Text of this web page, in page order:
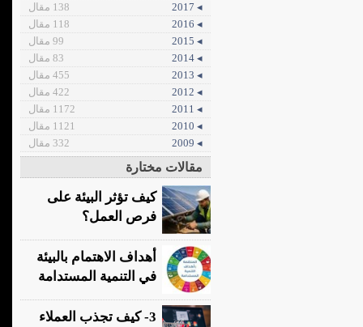
◂ 2017
138 مقال
◂ 2016
118 مقال
◂ 2015
99 مقال
◂ 2014
83 مقال
◂ 2013
455 مقال
◂ 2012
422 مقال
◂ 2011
1172 مقال
◂ 2010
1121 مقال
◂ 2009
332 مقال
مقالات مختارة
كيف تؤثر البيئة على
فرص العمل؟
أهداف الاهتمام بالبيئة
في التنمية المستدامة
3- كيف تجذب العملاء